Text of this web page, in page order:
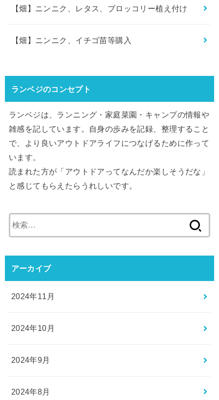
【畑】ニンニク、レタス、ブロッコリー植え付け
【畑】ニンニク、イチゴ苗等購入
ランベジのコンセプト
ランベジは、ランニング・家庭菜園・キャンプの情報や
雑感を記しています。自身の歩みを記録、整理すること
で、より良いアウトドアライフにつなげるために作って
います。
読まれた方が「アウトドアってなんだか楽しそうだな」
と感じてもらえたらうれしいです。
索:
アーカイブ
2024年11月
2024年10月
2024年9月
2024年8月